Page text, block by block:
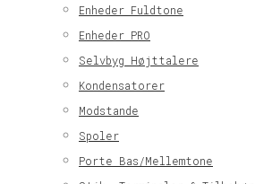
Enheder Fuldtone
Enheder PRO
Selvbyg Højttalere
Kondensatorer
Modstande
Spoler
Porte Bas/Mellemtone